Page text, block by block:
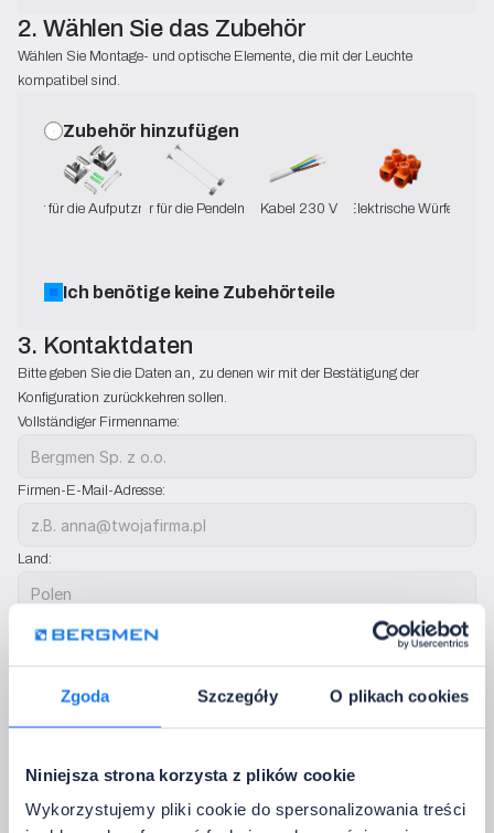
Zgoda Szczegóły O plikach cookies
Niniejsza strona korzysta z plików cookie
Wykorzystujemy pliki cookie do spersonalizowania treści
2. Wählen Sie das Zubehör
Wählen Sie Montage- und optische Elemente, die mit der Leuchte
kompatibel sind.
Zubehör hinzufügen
für die Aufputzmontage
Zubehör für die PendelmontageKabel 230 V Elektrische Würfel
Ich benötige keine Zubehörteile
3. Kontaktdaten
Bitte geben Sie die Daten an, zu denen wir mit der Bestätigung der
Konfiguration zurückkehren sollen.
Vollständiger Firmenname:
Firmen-E-Mail-Adresse:
Land:
Telefon:
Wir werden sie nur nutzen, um Kontakt bezüglich der Konfigurationssets